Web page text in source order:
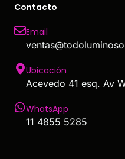
Contacto
Email
Ubicación
Acevedo 41 esq. Av
WhatsApp
11 4855 5285